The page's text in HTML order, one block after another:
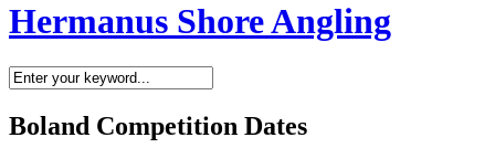
Hermanus Shore Angling
Boland Competition Dates